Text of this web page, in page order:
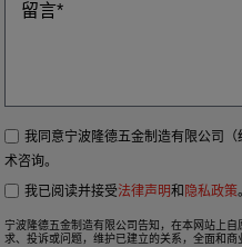
我同意宁波隆德五金制造有限公司
术咨询。
我已阅读并接受法律声明和 隐私政策
宁波隆德五金制造有限公司告知，在本网站上
求、投诉或问题，维护已建立的关系，全面和